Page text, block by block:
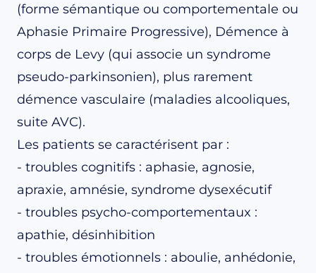
(forme sémantique ou comportementale ou
Aphasie Primaire Progressive), Démence à
corps de Levy (qui associe un syndrome
pseudo-parkinsonien), plus rarement
démence vasculaire (maladies alcooliques,
suite AVC).
Les patients se caractérisent par :
- troubles cognitifs : aphasie, agnosie,
apraxie, amnésie, syndrome dysexécutif
- troubles psycho-comportementaux :
apathie, désinhibition
- troubles émotionnels : aboulie, anhédonie,